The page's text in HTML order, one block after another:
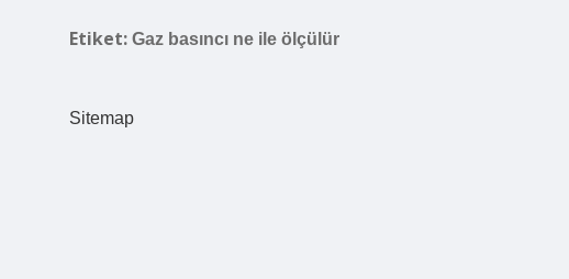
Etiket: Gaz basıncı ne ile ölçülür
Sitemap